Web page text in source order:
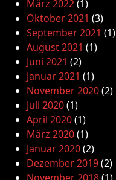
März 2022(1)
Oktober 2021 (3)
September 2021 (1)
August 2021 (1)
Juni 2021 (2)
Januar 2021 (1)
November 2020(2)
Juli 2020(1)
April 2020(1)
März 2020(1)
Januar 2020(2)
Dezember 2019(2)
November 2018(1)